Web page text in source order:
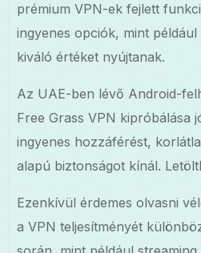
prémium VPN-ek fejlett
ingyenes opciók, mint
kiváló értéket nyújtanak.
Az UAE-ben lévő Android-
Free Grass VPN kipróbálása
ingyenes hozzáférést,
alapú biztonságot kínál.
Ezenkívül érdemes olvasni
a VPN teljesítményét